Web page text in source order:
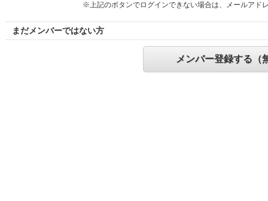
※上記のボタンでログインできない場合は、メールアド
まだメンバーではない方
メンバー登録する（